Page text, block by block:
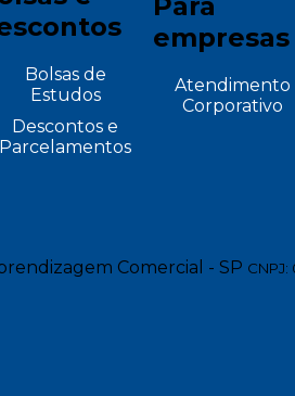
Bolsas de
Estudos
Descontos e
Parcelamentos
empresas
Atendimento
Corporativo
Comercial - SP